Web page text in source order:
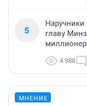
5
Наручники
главу
4 988
МНЕНИЕ